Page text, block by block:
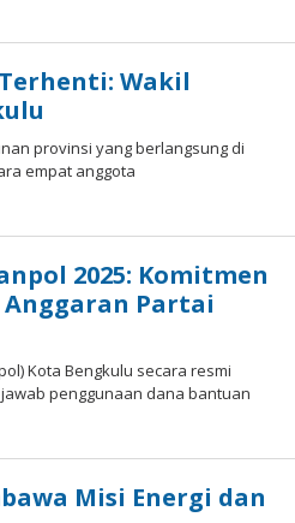
Wakil
provinsi yang berlangsung di
empat anggota
2025: Komitmen
Partai
Kota Bengkulu secara resmi
penggunaan dana bantuan
Misi Energi dan